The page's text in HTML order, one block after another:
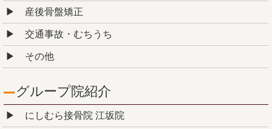
産後骨盤矯正
交通事故・むちうち
その他
グループ院紹介
にしむら接骨院 江坂院